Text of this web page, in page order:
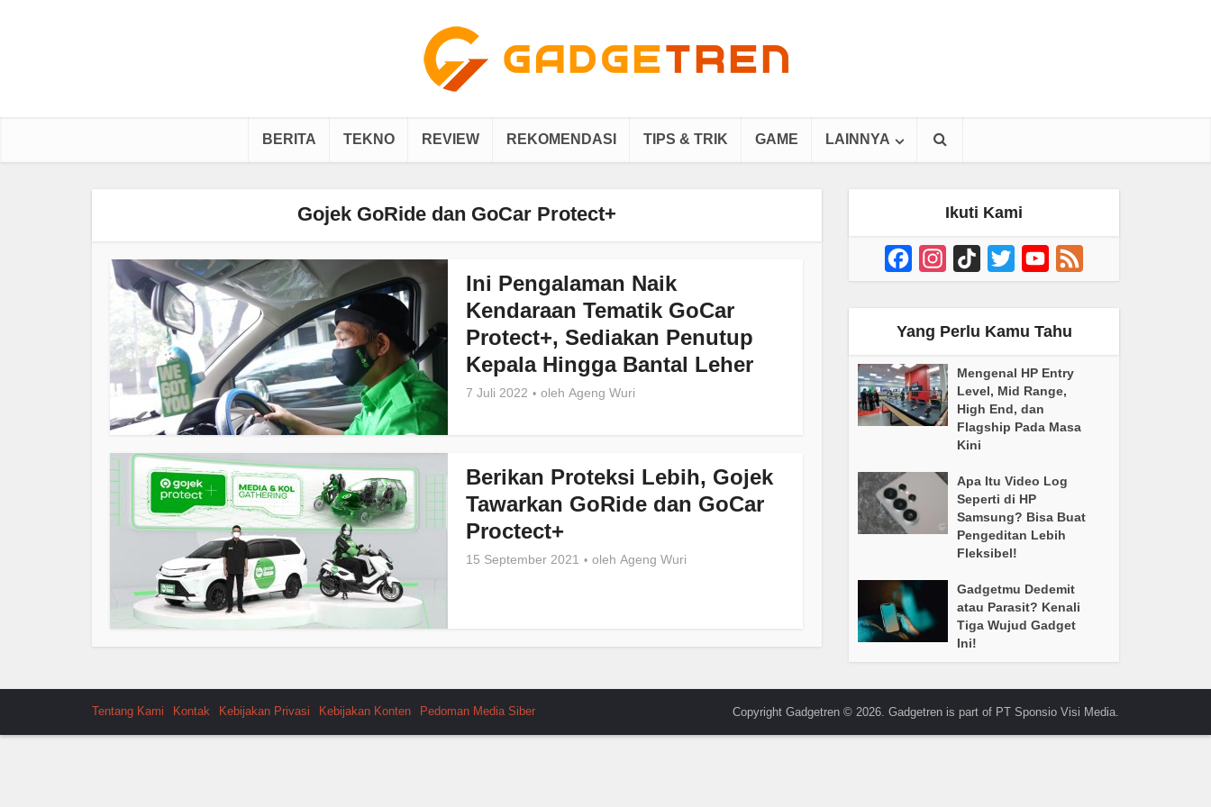
BERITA TEKNO REVIEW REKOMENDASI TIPS & TRIK GAME LAINNYA
Gojek GoRide dan GoCar Protect+
Ini Pengalaman Naik
Kendaraan Tematik GoCar
Protect+, Sediakan Penutup
Kepala Hingga Bantal Leher
7 Juli 2022 oleh Ageng Wuri
Berikan Proteksi Lebih, Gojek
Tawarkan GoRide dan GoCar
Proctect+
15 September 2021 oleh Ageng Wuri
Ikuti Kami
FacebookInstagram
TikTok Twitter YouTube
Channel
Yang Perlu Kamu Tahu
Mengenal HP Entry
Level, Mid Range,
High End, dan
Flagship Pada Masa
Kini
Apa Itu Video Log
Seperti di HP
Samsung? Bisa Buat
Pengeditan Lebih
Fleksibel!
Gadgetmu Dedemit
atau Parasit? Kenali
Tiga Wujud Gadget
Ini!
Tentang Kami Kontak Kebijakan Privasi Kebijakan Konten Pedoman Media Siber Copyright Gadgetren © 2026. Gadgetren is part of PT Sponsio Visi Media.